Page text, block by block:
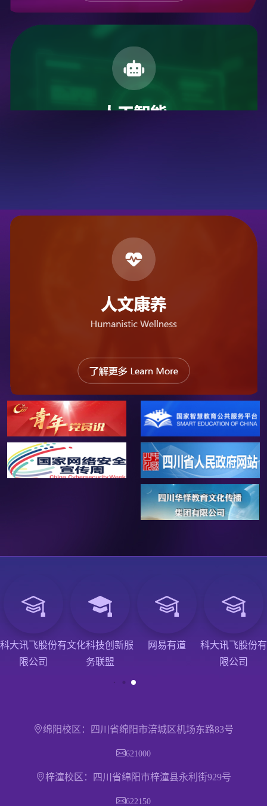
科大讯飞股份有
限公司
文化科技创新服
务联盟
网易有道
科大讯飞股份有
限公司
绵阳校区：四川省绵阳市涪城区机场东路83号
621000
梓潼校区：四川省绵阳市梓潼县永利街929号
622150